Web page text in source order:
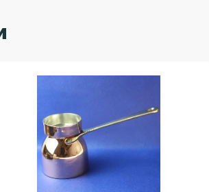
кожен день. Не купуйте
мати довгу зручну ручку
подобатися візуально, це не